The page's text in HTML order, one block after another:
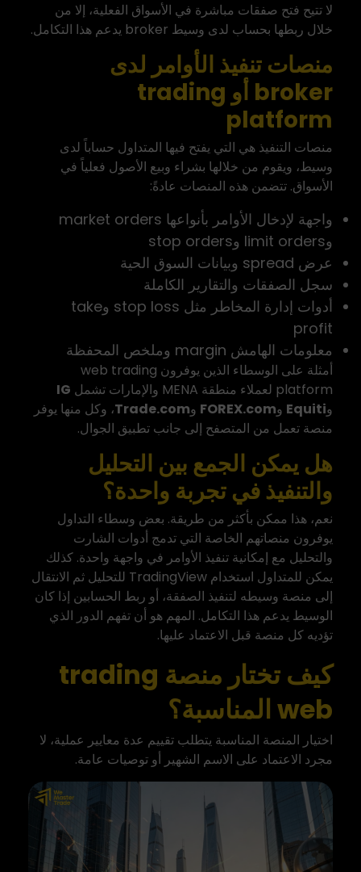
لا تتيح فتح صفقات مباشرة في الأسواق الفعلية، إلا من
خلال ربطها بحساب لدى وسيط broker يدعم هذا التكامل.
منصات تنفيذ الأوامر لدى
broker أو trading
platform
منصات التنفيذ هي التي يفتح فيها المتداول حساباً لدى
وسيط، ويقوم من خلالها بشراء وبيع الأصول فعلياً في
الأسواق. تتضمن هذه المنصات عادةً:
واجهة لإدخال الأوامر بأنواعها market orders
وlimit orders وstop orders
عرض spread وبيانات السوق الحية
سجل الصفقات والتقارير الكاملة
أدوات إدارة المخاطر مثل stop loss وtake
profit
معلومات الهامش margin وملخص المحفظة
أمثلة على الوسطاء الذين يوفرون web trading
platform لعملاء منطقة MENA والإمارات تشمل
IG
وEquiti وFOREX.com وTrade.com، وكل منها يوفر
منصة تعمل من المتصفح إلى جانب تطبيق الجوال.
هل يمكن الجمع بين التحليل
والتنفيذ في تجربة واحدة؟
نعم، هذا ممكن بأكثر من طريقة. بعض وسطاء التداول
يوفرون منصاتهم الخاصة التي تدمج أدوات الشارت
والتحليل مع إمكانية تنفيذ الأوامر في واجهة واحدة. كذلك
يمكن للمتداول استخدام TradingView للتحليل ثم الانتقال
إلى منصة وسيطه لتنفيذ الصفقة، أو ربط الحسابين إذا كان
الوسيط يدعم هذا التكامل. المهم هو أن تفهم الدور الذي
تؤديه كل منصة قبل الاعتماد عليها.
كيف تختار منصة trading
web المناسبة؟
اختيار المنصة المناسبة يتطلب تقييم عدة معايير عملية، لا
مجرد الاعتماد على الاسم الشهير أو توصيات عامة.